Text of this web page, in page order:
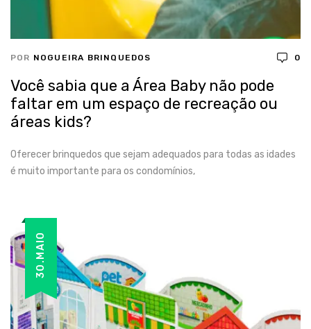
POR NOGUEIRA BRINQUEDOS 0
Você sabia que a Área Baby não pode
faltar em um espaço de recreação ou
áreas kids?
Oferecer brinquedos que sejam adequados para todas as idades
é muito importante para os condomínios,
30.MAIO